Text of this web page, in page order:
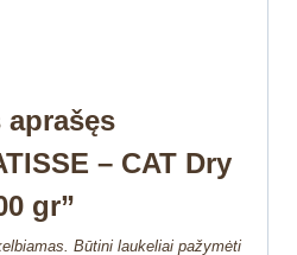
– CAT Dry
gr”
Būtini laukeliai pažymėti